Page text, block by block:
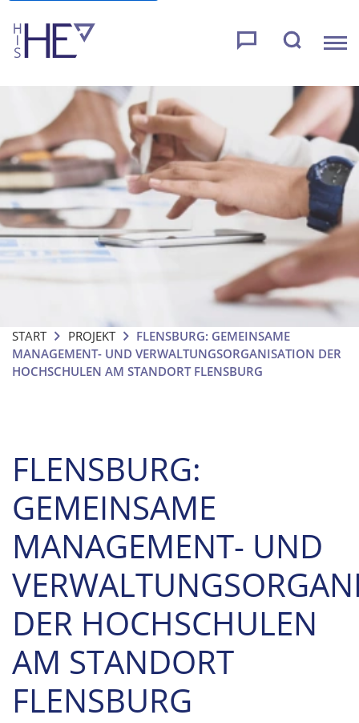
START PROJEKT
FLENSBURG: GEMEINSAME
MANAGEMENT- UND VERWALTUNGSORGANISATION DER
HOCHSCHULEN AM STANDORT FLENSBURG
FLENSBURG:
GEMEINSAME
MANAGEMENT- UND
DER HOCHSCHULEN
AM STANDORT
FLENSBURG